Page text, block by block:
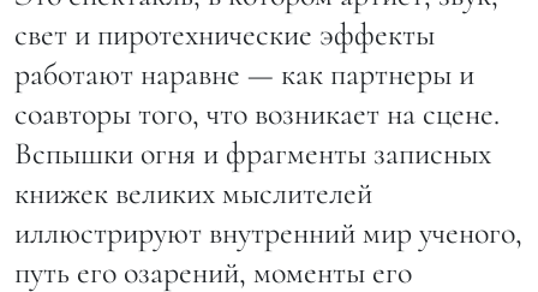
свет и пиротехнические эффекты
работают наравне — как партнеры и
соавторы того, что возникает на сцене.
Вспышки огня и фрагменты записных
книжек великих мыслителей
иллюстрируют внутренний мир ученого,
путь его озарений, моменты его